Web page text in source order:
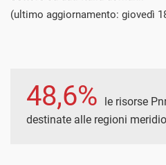
(ultimo aggiornamento: giovedì
48,6%
le risorse
destinate alle regioni